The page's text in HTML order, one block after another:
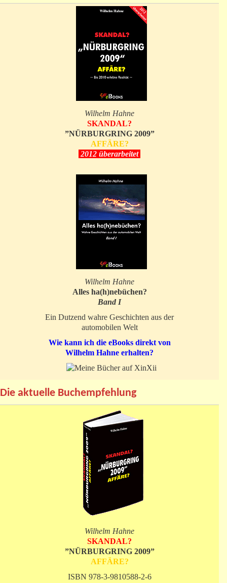
Wilhelm Hahne
SKANDAL?
”NÜRBURGRING 2009”
AFFÄRE?
2012 überarbeitet
Wilhelm Hahne
Alles ha(h)nebüchen?
Band I
Ein Dutzend wahre Geschichten aus der
automobilen Welt
Wie kann ich die eBooks direkt von
Wilhelm Hahne erhalten?
Die aktuelle Buchempfehlung
Wilhelm Hahne
SKANDAL?
”NÜRBURGRING 2009”
AFFÄRE?
ISBN 978-3-9810588-2-6